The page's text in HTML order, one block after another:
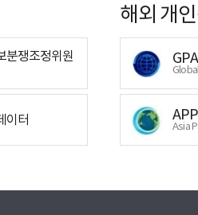
분쟁조정위원
이터
해외 개
GPA
Asia